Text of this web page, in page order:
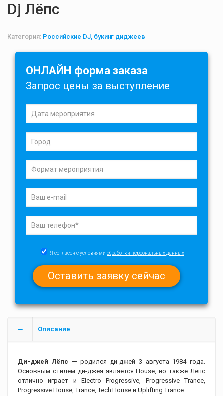
Dj Лёпс
Категория: Российские DJ, букинг диджеев
ОНЛАЙН форма заказа
Запрос цены за выступление
Я согласен с условиями обработки персональных данных
Описание
Ди-джей Лёпс — родился ди-джей 3 августа 1984 года.
Основным стилем ди-джея является House, но также Лепс
отлично играет и Electro Progressive, Progressive Trance,
Progressive House, Trance, Tech House и Uplifting Trance.